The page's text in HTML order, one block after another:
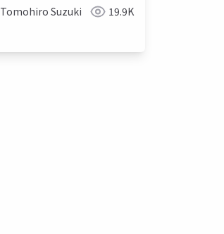
Tomohiro Suzuki 19.9K